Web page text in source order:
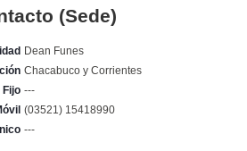
(Sede)
Dean Funes
Chacabuco y Corrientes
Fijo ---
(03521) 15418990
---